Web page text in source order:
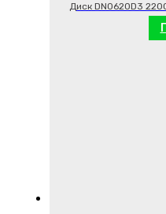
Диск DN0620D3